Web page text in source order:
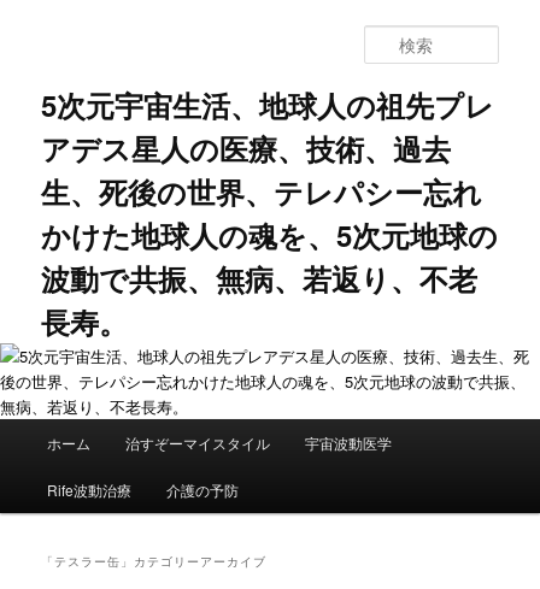
5次元宇宙生活、地球人の祖先プレ
アデス星人の医療、技術、過去
生、死後の世界、テレパシー忘れ
かけた地球人の魂を、5次元地球の
波動で共振、無病、若返り、不老
長寿。
索
メ
ホーム 治すぞーマイスタイル 宇宙波動医学
Rife波動治療 介護の予防
「 テスラー缶 」カテゴリーアーカイブ